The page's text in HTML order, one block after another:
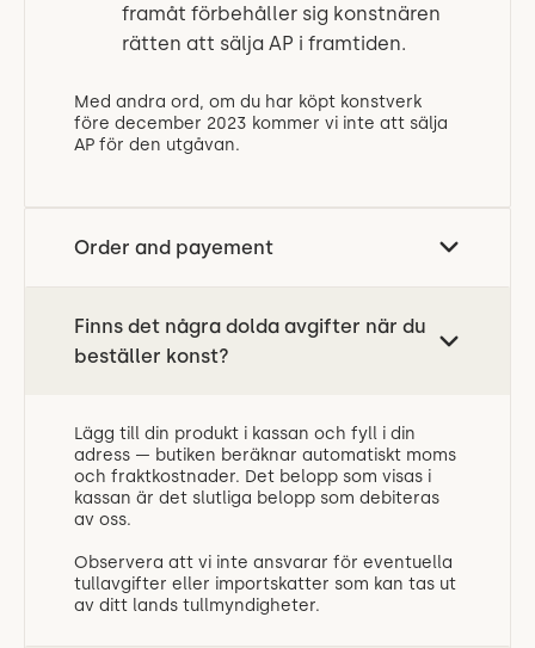
framåt förbehåller sig konstnären
rätten att sälja AP i framtiden.
Med andra ord, om du har köpt konstverk
före december 2023 kommer vi inte att sälja
AP för den utgåvan.
Order and payement
Finns det några dolda avgifter när du
beställer konst?
Lägg till din produkt i kassan och fyll i din
adress — butiken beräknar automatiskt moms
och fraktkostnader. Det belopp som visas i
kassan är det slutliga belopp som debiteras
av oss.
Observera att vi inte ansvarar för eventuella
tullavgifter eller importskatter som kan tas ut
av ditt lands tullmyndigheter.